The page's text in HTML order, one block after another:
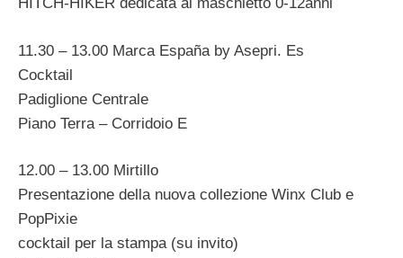
HITCH-HIKER dedicata al maschietto 0-12anni
11.30 – 13.00 Marca España by Asepri. Es
Cocktail
Padiglione Centrale
Piano Terra – Corridoio E
12.00 – 13.00 Mirtillo
Presentazione della nuova collezione Winx Club e
PopPixie
cocktail per la stampa (su invito)